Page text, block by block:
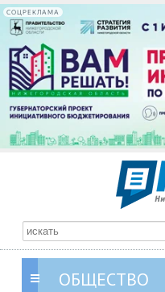
СОЦРЕКЛАМА
ОБЩЕСТВО